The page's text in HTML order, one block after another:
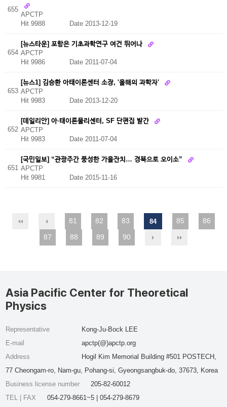
655
APCTP
Hit 9988 Date 2013-12-19
654
[뉴스타운] 포항은 기초과학연구 여건 뛰어나
APCTP
Hit 9986
Date 2011-07-04
653
[뉴스1] 김승환 아태이론센터 소장, '올해의 과학자'
APCTP
Hit 9983
Date 2013-12-20
652
[데일리안] 아·태이론물리센터, SF 단편집 발간
APCTP
Hit 9983
Date 2011-07-04
651
[국민일보] “관광주간 풍성한 가을잔치… 경북으로 오이소”
APCTP
Hit 9981
Date 2015-11-16
81 82 83 84 85
86
87
88 89 90
Asia Pacific Center for Theoretical
Physics
Representative
Kong-Ju-Bock LEE
E-mail
apctp(@)apctp.org
Address
Hogil Kim Memorial Building #501 POSTECH,
77 Cheongam-ro, Nam-gu, Pohang-si, Gyeongsangbuk-do, 37673, Korea
Business license number
205-82-60012
TEL | FAX
054-279-8661~5 | 054-279-8679